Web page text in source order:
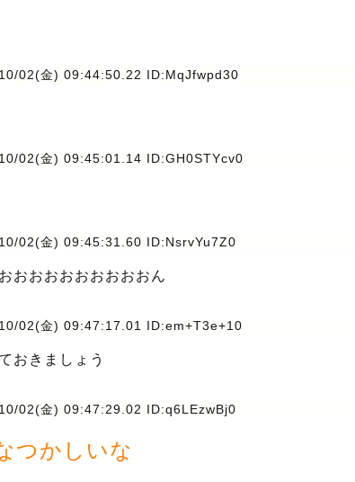
02(金) 09:44:50.22 ID:MqJfwpd30
02(金) 09:45:01.14 ID:GH0STYcv0
02(金) 09:45:31.60 ID:NsrvYu7Z0
おおおおおおおおおん
02(金) 09:47:17.01 ID:em+T3e+10
おきましょう
02(金) 09:47:29.02 ID:q6LEzwBj0
つかしいな